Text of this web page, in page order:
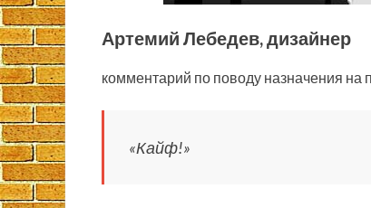
Артемий Лебедев, дизайнер
комментарий по поводу назначения на
«Кайф!»